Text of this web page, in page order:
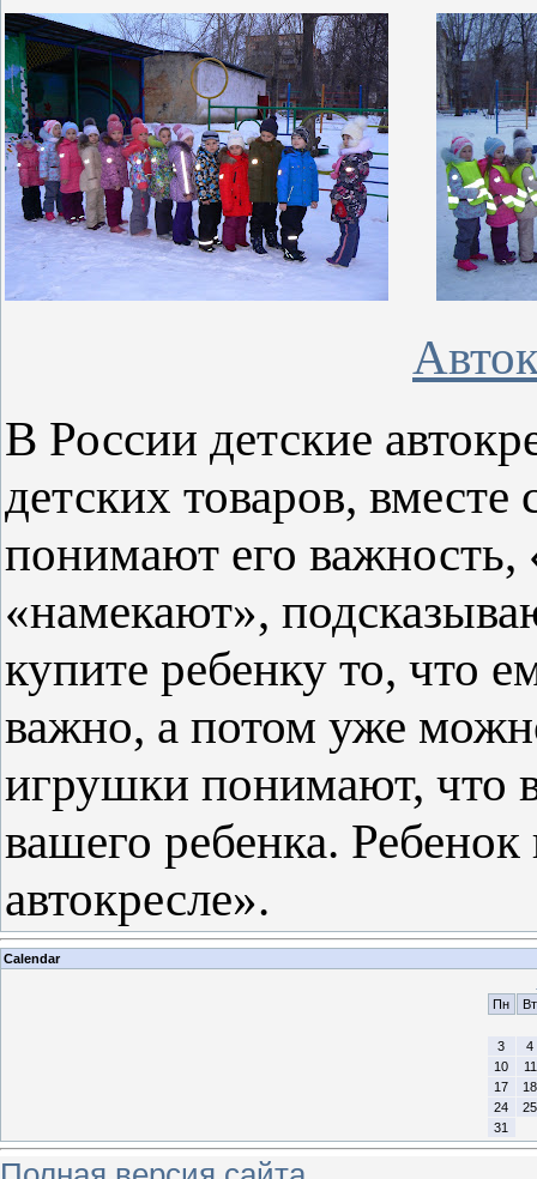
В России детские
детских товаров,
понимают его важность,
«намекают»,
купите ребенку то, что
важно, а потом уже
игрушки понимают, что
вашего ребенка.
автокресле».
Calendar
Пн
Вт
3
4
10
11
17
18
24
25
31